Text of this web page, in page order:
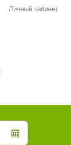
Личный кабинет